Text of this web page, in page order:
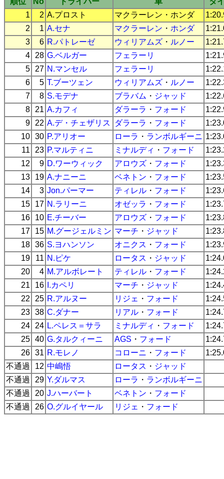
1
2 A.プロスト マクラーレン ・ ホンダ
2
1 A.セナ マクラーレン ・ ホンダ
3
6 R.パトレーゼ ウィリアムズ ・ ルノー
4
28 G.ベルガー フェラーリ
5
27 N.マンセル フェラーリ
6
5 T.ブーツェン ウィリアムズ ・ ルノー
7
8 S.モデナ ブラバム ・ ジャッド
8
21 A.カフィ ダラーラ ・ フォード
9
22 A.デ・チェザリス ダラーラ ・ フォード
10 30 P.アリオー ローラ ・ ランボルギーニ
11
23 P.マルティニ ミナルディ ・ フォード
12
9 D.ワーウィック アロウズ ・ フォード
13
19 A.ナニーニ ベネトン ・ フォード
14
3 Jon.パーマー ティレル ・ フォード
15
17 N.ラリーニ オゼッラ ・ フォード
16
10 E.チーバー アロウズ ・ フォード
17
15 M.グージェルミン マーチ ・ ジャッド
18 36 S.ヨハンソン オニクス ・ フォード
19
11 N.ピケ ロータス ・ ジャッド
20
4 M.アルボレート ティレル ・ フォード
21
16 I.カペリ マーチ ・ ジャッド
22
25 R.アルヌー リジェ ・ フォード
23 38 C.ダナー リアル ・ フォード
24
24 L.ペレス＝サラ ミナルディ ・ フォード
25 40 G.タルクィーニ AGS ・ フォード
26 31 R.モレノ コローニ ・ フォード
不通過
12 中嶋悟 ロータス ・ ジャッド
不通過
29 Y.ダルマス ローラ ・ ランボルギーニ
不通過
20 J.ハーバート ベネトン ・ フォード
不通過
26 O.グルイヤール リジェ ・ フォード